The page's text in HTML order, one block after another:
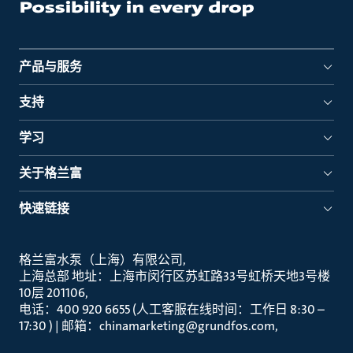
产品与服务
支持
学习
关于格兰富
快速链接
格兰富水泵（上海）有限公司
上海总部 地址：上海市闵行区苏虹路33号虹桥天地3号楼
10层 201106
电话：400 920 6655 (人工客服在线时间：工作日 8:30 –
17:30 ) | 邮箱：chinamarketing@grundfos.com